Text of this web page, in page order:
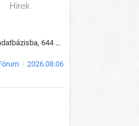
Hirek
149 új BG lap került be az adatbázisba, 644 db meglévő BG lap módosult, bekerültek az új képek a megváltozott lapokhoz is.
· 2026.08.06